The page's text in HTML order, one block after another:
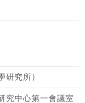
究所）
究中心第一會議室